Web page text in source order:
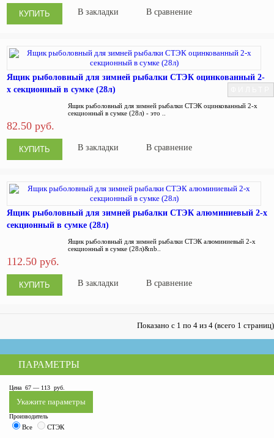
В закладки В сравнение
Ящик рыболовный для зимней рыбалки СТЭК оцинкованный 2-
х секционный в сумке (28л)
Ящик рыболовный для зимней рыбалки СТЭК оцинкованный 2-х
секционный в сумке (28л) - это ..
82.50 руб.
В закладки В сравнение
Ящик рыболовный для зимней рыбалки СТЭК алюминиевый 2-х
секционный в сумке (28л)
Ящик рыболовный для зимней рыбалки СТЭК алюминиевый 2-х
секционный в сумке (28л)&nb..
112.50 руб.
В закладки В сравнение
Показано с 1 по 4 из 4 (всего 1 страниц)
ПАРАМЕТРЫ
Цена 67 — 113 руб.
Укажите параметры
Производитель
Все СТЭК